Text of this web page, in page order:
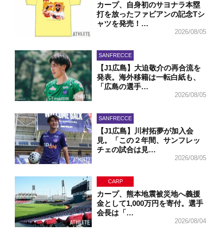
カープ、自身初のサヨナラ本塁
打を放ったファビアンの記念Tシ
ャツを発売！…
2026/08/05
SANFRECCE
【J1広島】大迫敬介の再合流を
発表。海外移籍は一転白紙も、
「広島の選手…
2026/08/05
SANFRECCE
【J1広島】川村拓夢が加入会
見。「この２年間、サンフレッ
チェの試合は見…
2026/08/05
CARP
カープ、熊本地震被災地へ義援
金として1,000万円を寄付。選手
会長は「…
2026/08/04